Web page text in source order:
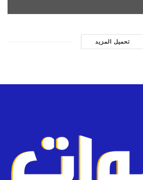
تحميل المزيد